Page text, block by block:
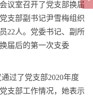
议室召开了党支部换届
支部副书记尹雪梅组织
22人。党委书记、副所
届后的第一次支委
过了党支部2020年度
支部工作情况，她表示